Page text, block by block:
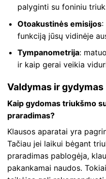
palyginti su foniniu
Otoakustinės emisijos:
funkciją jūsų vidinėje
Tympanometrija:
ir kaip gerai veikia
Valdymas ir gydymas
Kaip gydomas triukšmo
praradimas?
Klausos aparatai yra
Tačiau jei laikui bėgant
praradimas pablogėja,
pakankamai naudos.